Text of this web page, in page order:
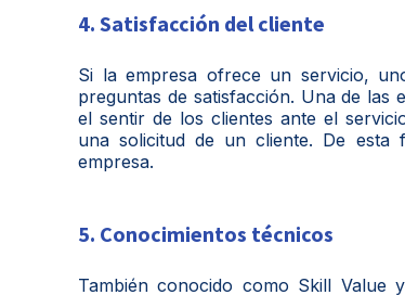
4. Satisfacción del cliente
Si la empresa ofrece un servicio,
preguntas de satisfacción. Una de las
el sentir de los clientes ante el
una solicitud de un cliente. De esta
empresa.
5. Conocimientos técnicos
También conocido como Skill Value